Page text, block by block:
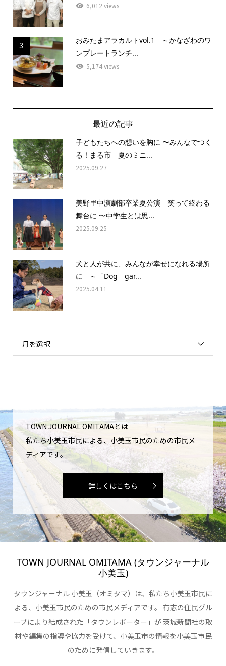
6,012 views
3
おみたまアラカルトvol.1 ～かなざわのワ
ンプレートランチ...
5,174 views
最近の記事
子どもたちへの想いを胸に 〜みんなでつく
る！まる市 夏のミニ...
2025.09.27
美野里中演劇部卒業夏公演 笑って終わる
舞台に 〜中学生とは思...
2025.09.25
犬と人が共に、みんなが幸せになれる場所
に ～「Dog gar...
2025.04.11
月を選択
TOWN JOURNAL OMITAMAとは
私たち小美玉市民による、小美玉市民のための市民メ
ディアです。
詳しくはこちら
TOWN JOURNAL OMITAMA (タウンジャーナル
小美玉)
タウンジャーナル 小美玉（オミタマ）は、私たち小美玉市民に
よる、小美玉市民のための市民メディアです。 有志の住民グル
ープにより結成された「タウンレポーター」が 茨城新聞社の取
材や編集の指導や協力を受けて、小美玉市の情報を小美玉市民
のために発信していきます。